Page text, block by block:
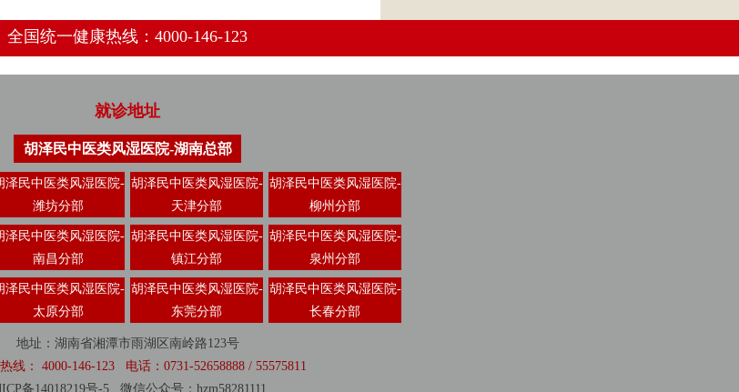
全国统一健康热线：4000-146-123
就诊地址
胡泽民中医类风湿医院-湖南总部
泽民中医类风湿医院-
潍坊分部
胡泽民中医类风湿医院-
天津分部
胡泽民中医类风湿医院-
柳州分部
泽民中医类风湿医院-
南昌分部
胡泽民中医类风湿医院-
镇江分部
胡泽民中医类风湿医院-
泉州分部
泽民中医类风湿医院-
太原分部
胡泽民中医类风湿医院-
东莞分部
胡泽民中医类风湿医院-
长春分部
地址：湖南省湘潭市雨湖区南岭路123号
线： 4000-146-123 电话：0731-52658888 / 55575811
备14018219号-5微信公众号：hzm58281111